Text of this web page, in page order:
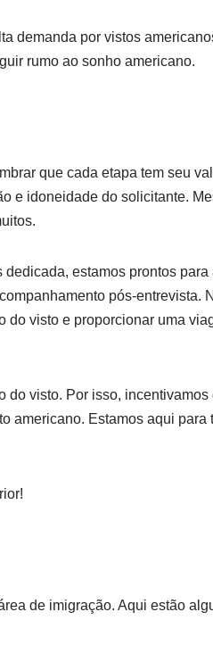
demanda por vistos
rumo ao sonho americano.
que cada etapa tem seu
e idoneidade do solicitante.
estamos prontos para
pós-entrevista.
do visto e proporcionar uma
do visto. Por isso, incentivamos
americano. Estamos aqui para
de imigração. Aqui estão